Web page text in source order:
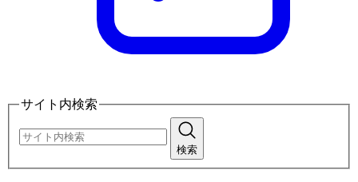
サイト内検索
検索